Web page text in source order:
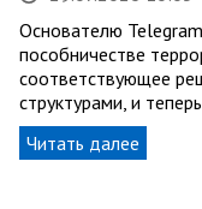
Основателю
пособничестве
соответствующее
структурами, и
Читать далее